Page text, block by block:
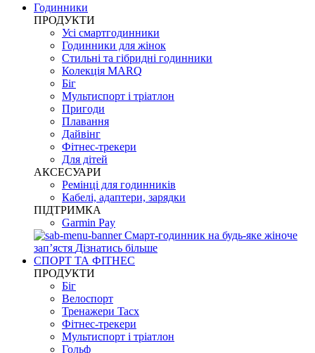
Годинники
ПРОДУКТИ
Усі смартгодинники
Годинники для жінок
Стильні та гібридні годинники
Колекція MARQ
Біг
Мультиспорт і тріатлон
Пригоди
Плавання
Дайвінг
Фітнес-трекери
Для дітей
АКСЕСУАРИ
Ремінці для годинників
Кабелі, адаптери, зарядки
ПІДТРИМКА
Garmin Pay
Смарт-годинник на будь-яке жіноче
запʼястя Дізнатись більше
СПОРТ ТА ФІТНЕС
ПРОДУКТИ
Біг
Велоспорт
Тренажери Tacx
Фітнес-трекери
Мультиспорт і тріатлон
Гольф